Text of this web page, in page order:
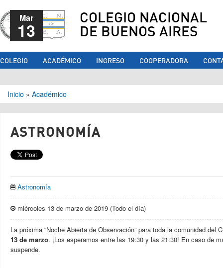
COLEGIO NACIONAL
DE BUENOS AIRES
COLEGIO ACADÉMICO INGRESO COOPERADORA
Se encuentra usted aquí
Inicio » Académico
ASTRONOMÍA
Mar
13
Astronomía
miércoles 13 de marzo de 2019 (Todo el día)
La próxima “Noche Abierta de Observación” para toda la comunidad del
13 de marzo. ¡Los esperamos entre las 19:30 y las 21:30! En caso de
suspende.